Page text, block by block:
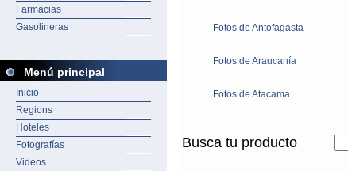
Farmacias
Gasolineras
Menú principal
Inicio
Regions
Hoteles
Fotografías
Videos
Fotos de Antofagasta
Fotos de Araucanía
Fotos de Atacama
Busca tu producto